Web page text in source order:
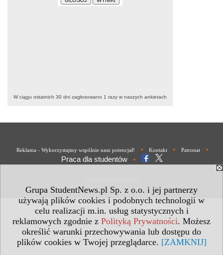
Grupa StudentNews.pl Sp. z o.o. i jej partnerzy
używają plików cookies i podobnych technologii w
celu realizacji m.in. usług statystycznych i
reklamowych zgodnie z Polityką Prywatności. Możesz
określić warunki przechowywania lub dostępu do
plików cookies w Twojej przeglądarce. [ZAMKNIJ]
W ciągu ostatnich 30 dni zagłosowano 1 razy w naszych ankietach
Reklama - Wykorzystajmy wspólnie nasz potencjał! • Kontakt • Patronat •
Praca dla studentów •